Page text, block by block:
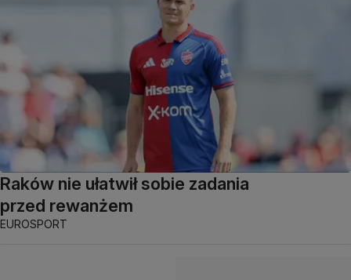
Raków nie ułatwił sobie zadania
przed rewanżem
EUROSPORT